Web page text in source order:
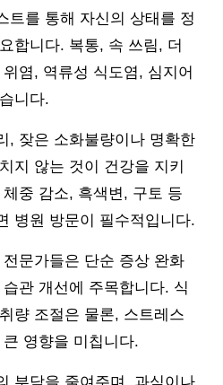
트를 통해 자신의 상태를 정
합니다. 복통, 속 쓰림, 더
염, 역류성 식도염, 심지어
니다.
, 잦은 소화불량이나 명확한
지 않는 것이 건강을 지키
중 감소, 흑색변, 구토 등
병원 방문이 필수적입니다.
문가들은 단순 증상 완화
관 개선에 주목합니다. 식
량 조절은 물론, 스트레스
영향을 미칩니다.